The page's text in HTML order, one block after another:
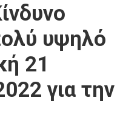
υψηλό
21
για την